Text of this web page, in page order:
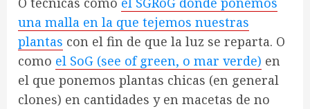
una malla en la que tejemos nuestras
plantas con el fin de que la luz se reparta. O
como el SoG (see of green, o mar verde) en
el que ponemos plantas chicas (en general
clones) en cantidades y en macetas de no